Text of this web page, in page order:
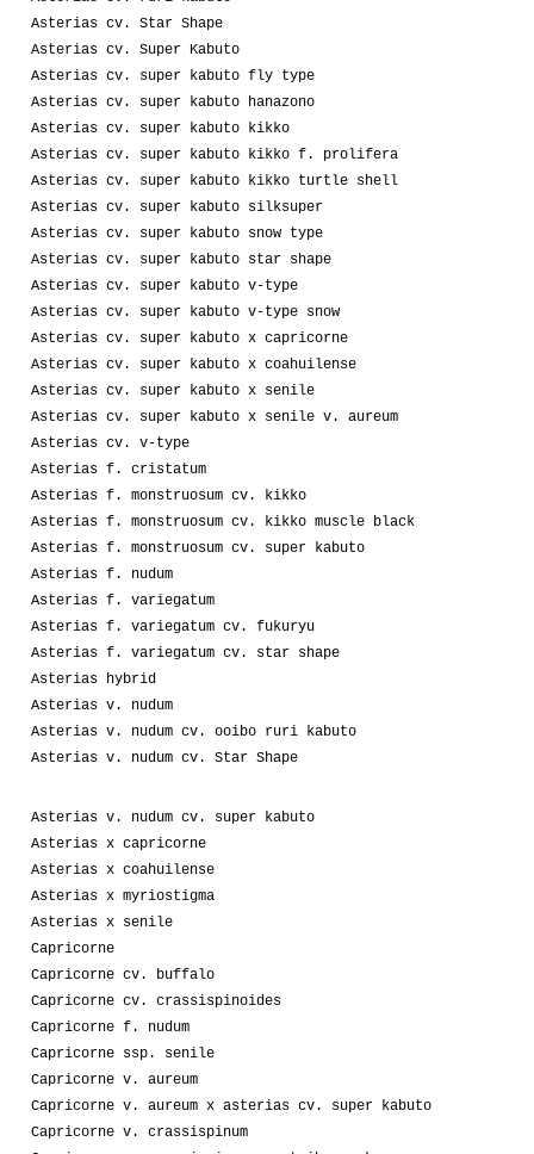
Asterias cv. Star Shape
Asterias cv. Super Kabuto
Asterias cv. super kabuto fly type
Asterias cv. super kabuto hanazono
Asterias cv. super kabuto kikko
Asterias cv. super kabuto kikko f. prolifera
Asterias cv. super kabuto kikko turtle shell
Asterias cv. super kabuto silksuper
Asterias cv. super kabuto snow type
Asterias cv. super kabuto star shape
Asterias cv. super kabuto v-type
Asterias cv. super kabuto v-type snow
Asterias cv. super kabuto x capricorne
Asterias cv. super kabuto x coahuilense
Asterias cv. super kabuto x senile
Asterias cv. super kabuto x senile v. aureum
Asterias cv. v-type
Asterias f. cristatum
Asterias f. monstruosum cv. kikko
Asterias f. monstruosum cv. kikko muscle black
Asterias f. monstruosum cv. super kabuto
Asterias f. nudum
Asterias f. variegatum
Asterias f. variegatum cv. fukuryu
Asterias f. variegatum cv. star shape
Asterias hybrid
Asterias v. nudum
Asterias v. nudum cv. ooibo ruri kabuto
Asterias v. nudum cv. Star Shape
Asterias v. nudum cv. super kabuto
Asterias x capricorne
Asterias x coahuilense
Asterias x myriostigma
Asterias x senile
Capricorne
Capricorne cv. buffalo
Capricorne cv. crassispinoides
Capricorne f. nudum
Capricorne ssp. senile
Capricorne v. aureum
Capricorne v. aureum x asterias cv. super kabuto
Capricorne v. crassispinum